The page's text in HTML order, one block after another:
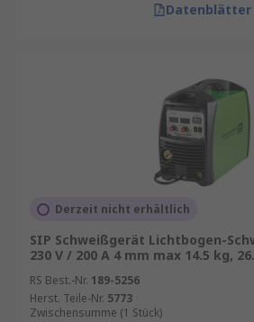
Datenblätter
Derzeit nicht erhältlich
SIP Schweißgerät Lichtbogen-
230 V / 200 A 4 mm max 14.5 kg,
RS Best.-Nr. 189-5256
Herst. Teile-Nr. 5773
Zwischensumme (1 Stück)